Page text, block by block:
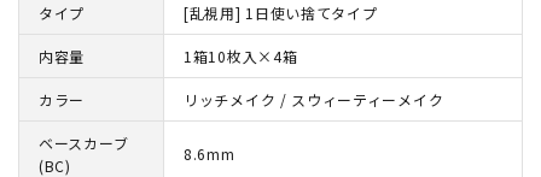
タイプ [乱視用] 1日使い捨てタイプ
内容量 1箱10枚入×4箱
カラー リッチメイク / スウィーティーメイク
ベースカーブ
(BC)
8.6mm